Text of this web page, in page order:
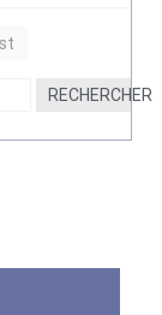
RECHERCHER